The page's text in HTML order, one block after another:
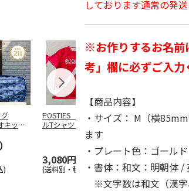
キッ
)
POSTIES オリジナ
ルTシャツ Sサイズ
3,080円
(送料別・税込)
アニメ『ジョジョの
奇妙な冒険 黄金の
5.0（3）
4,939円
(送料別・税込)
しております通常の発
※お作りするお名前
考」欄に必ずご入力
【商品内容】
・サイズ： M（横
ます
・プレート色：ゴールド
・書体：和文：明朝体 /
※文字数は和文（漢字